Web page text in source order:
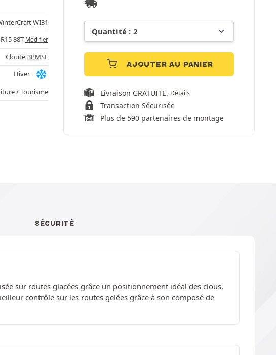
AJOUTER AU PANIER
Livraison GRATUITE. Détails
Transaction Sécurisée
Plus de 590 partenaires de montage
WI31
88T Modifier
Clouté 3PMSF
Hiver
/ Tourisme
SÉCURITÉ
sur routes glacées grâce un positionnement idéal des clous,
contrôle sur les routes gelées grâce à son composé de